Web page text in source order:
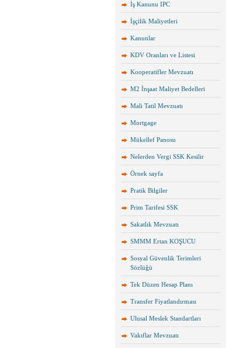
İş Kanunu IPC
İşçilik Maliyetleri
Kanunlar
KDV Oranları ve Listesi
Kooperatifler Mevzuatı
M2 İnşaat Maliyet Bedelleri
Mali Tatil Mevzuatı
Mortgage
Mükellef Panosu
Nelerden Vergi SSK Kesilir
Örnek sayfa
Pratik Bilgiler
Prim Tarifesi SSK
Sakatlık Mevzuatı
SMMM Ertan KOŞUCU
Sosyal Güvenlik Terimleri
Sözlüğü
Tek Düzen Hesap Planı
Transfer Fiyatlandırması
Ulusal Meslek Standartları
Vakıflar Mevzuatı